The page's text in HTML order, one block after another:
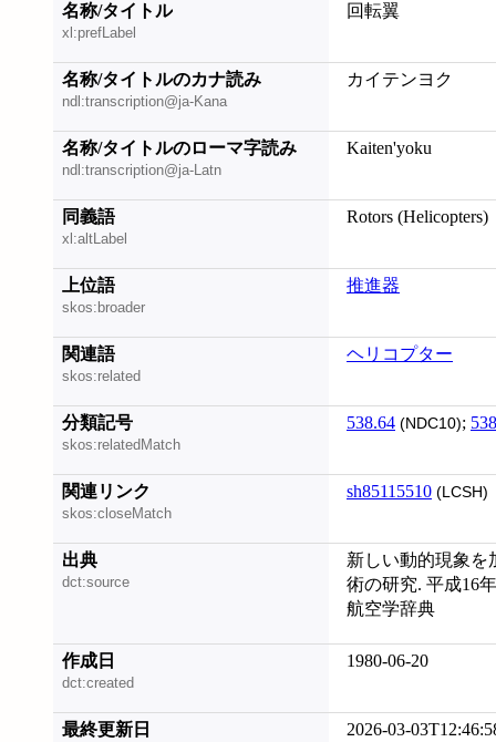
名称/タイトル
xl:prefLabel
回転翼
名称/タイトルのカナ読み
ndl:transcription@ja-Kana
カイテンヨク
名称/タイトルのローマ字読み
ndl:transcription@ja-Latn
Kaiten'yoku
同義語
xl:altLabel
Rotors (Helicopters)
上位語
skos:broader
推進器
関連語
skos:related
ヘリコプター
分類記号
skos:relatedMatch
538.64 (NDC10);
関連リンク
skos:closeMatch
sh85115510 (LCSH)
出典
dct:source
新しい動的現象を
術の研究. 平成16
航空学辞典
作成日
dct:created
1980-06-20
最終更新日 2026-03-